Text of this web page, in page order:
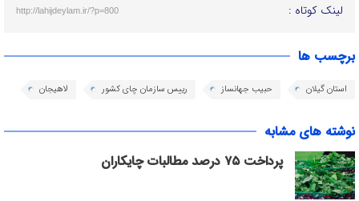
لینک کوتاه : http://lahijdeylam.ir/?p=800
برچسب ها
استان گیلان حبیب جهانساز رییس سازمان چای کشور لاهیجان
نوشته های مشابه
پرداخت ۷۵ درصد مطالبات چایکاران